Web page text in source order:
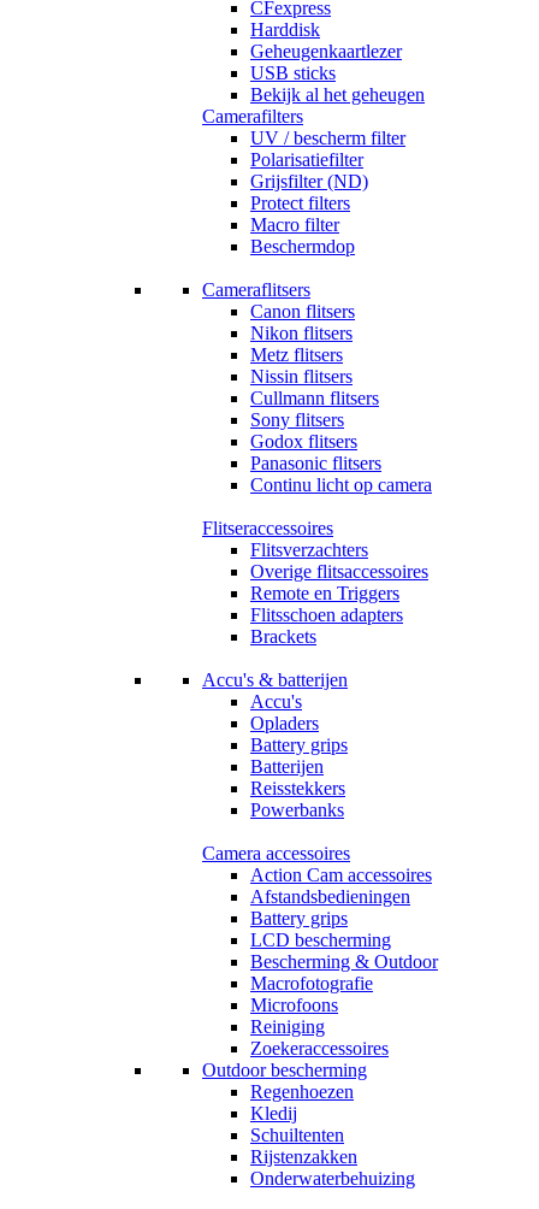
CFexpress
Harddisk
Geheugenkaartlezer
USB sticks
Bekijk al het geheugen
Camerafilters
UV / bescherm filter
Polarisatiefilter
Grijsfilter (ND)
Protect filters
Macro filter
Beschermdop
Cameraflitsers
Canon flitsers
Nikon flitsers
Metz flitsers
Nissin flitsers
Cullmann flitsers
Sony flitsers
Godox flitsers
Panasonic flitsers
Continu licht op camera
Flitseraccessoires
Flitsverzachters
Overige flitsaccessoires
Remote en Triggers
Flitsschoen adapters
Brackets
Accu's & batterijen
Accu's
Opladers
Battery grips
Batterijen
Reisstekkers
Powerbanks
Camera accessoires
Action Cam accessoires
Afstandsbedieningen
Battery grips
LCD bescherming
Bescherming & Outdoor
Macrofotografie
Microfoons
Reiniging
Zoekeraccessoires
Outdoor bescherming
Regenhoezen
Kledij
Schuiltenten
Rijstenzakken
Onderwaterbehuizing